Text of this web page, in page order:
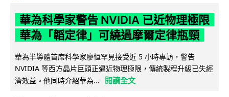
華為科學家警告 NVIDIA 已近物理極限
華為「韜定律」可繞過摩爾定律瓶頸
華為半導體首席科學家廖恒罕見接受近 5 小時專訪，警告
NVIDIA 等西方晶片巨頭正逼近物理極限，傳統製程升級已失經
濟效益。他同時介紹華為...
閱讀全文